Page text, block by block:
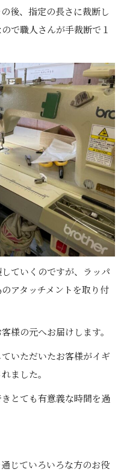
後、指定の長さに裁断し
で職人さんが手裁断で１
ていくのですが、ラッパ
アタッチメントを取り付
様の元へお届けします。
いただいたお客様がイギ
ました。
とても有意義な時間を過
じていろいろな方のお役